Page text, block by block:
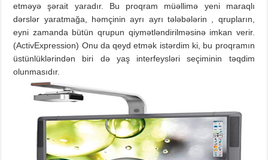
etməyə şərait yaradır. Bu proqram müəllimə yeni maraqlı
dərslər yaratmağa, həmçinin ayrı ayrı tələbələrin , qrupların,
eyni zamanda bütün qrupun qiymətləndirilməsinə imkan verir.
(ActivExpression) Onu da qeyd etmək istərdim ki, bu proqramın
üstünlüklərindən biri də yaş interfeysləri seçiminin təqdim
olunmasıdır.